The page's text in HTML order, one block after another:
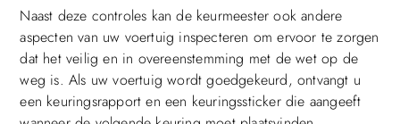
Naast deze controles kan de keurmeester ook andere
aspecten van uw voertuig inspecteren om ervoor te zorgen
dat het veilig en in overeenstemming met de wet op de
weg is. Als uw voertuig wordt goedgekeurd, ontvangt u
een keuringsrapport en een keuringssticker die aangeeft